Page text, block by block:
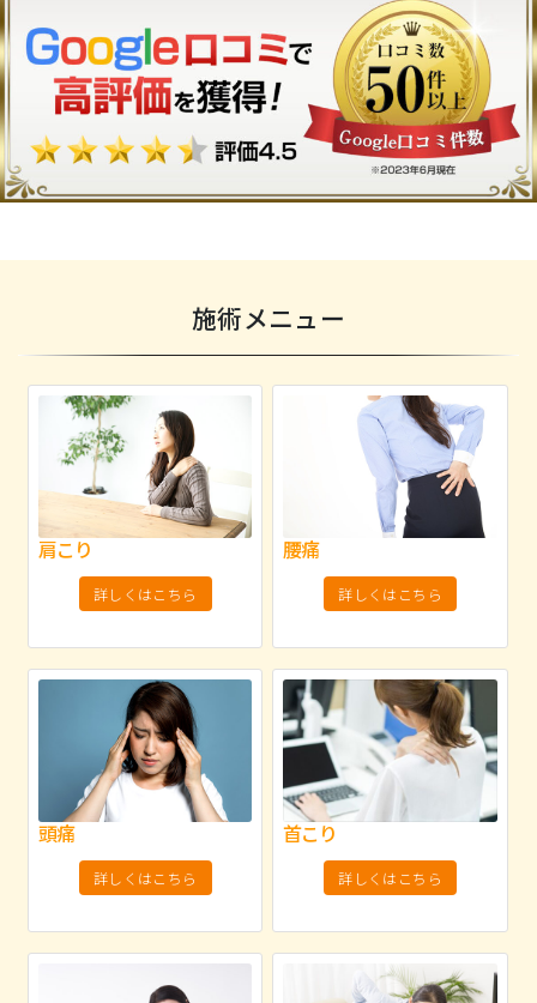
施術メニュー
肩こり
詳しくはこちら
腰痛
詳しくはこちら
頭痛
詳しくはこちら
首こり
詳しくはこちら